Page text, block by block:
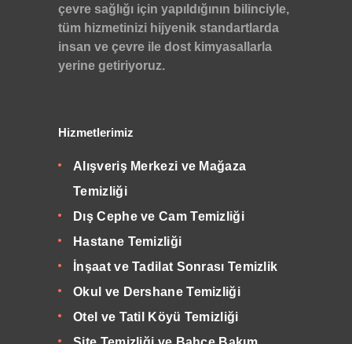
çevre sağlığı için yapıldığının bilinciyle,
tüm hizmetinizi hijyenik standartlarda
insan ve çevre ile dost kimyasallarla
yerine getiriyoruz.
Hizmetlerimiz
Alışveriş Merkezi ve Mağaza
Temizliği
Dış Cephe ve Cam Temizliği
Hastane Temizliği
İnşaat ve Tadilat Sonrası Temizlik
Okul ve Dershane Temizliği
Otel ve Tatil Köyü Temizliği